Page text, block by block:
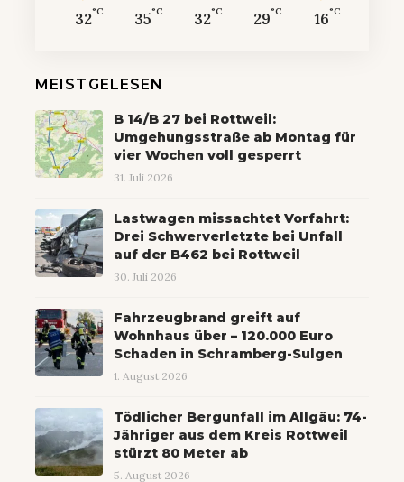
32°C 35°C 32°C 29°C 16°C
MEISTGELESEN
B 14/B 27 bei Rottweil:
Umgehungsstraße ab Montag für
vier Wochen voll gesperrt
31. Juli 2026
Lastwagen missachtet Vorfahrt:
Drei Schwerverletzte bei Unfall
auf der B462 bei Rottweil
30. Juli 2026
Fahrzeugbrand greift auf
Wohnhaus über – 120.000 Euro
Schaden in Schramberg-Sulgen
1. August 2026
Tödlicher Bergunfall im Allgäu: 74-
Jähriger aus dem Kreis Rottweil
stürzt 80 Meter ab
5. August 2026